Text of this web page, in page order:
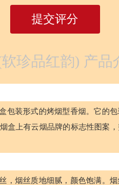
提交评分
珍品红韵) 产品
包装形式的烤烟型香烟。它的
盒上有云烟品牌的标志性图案
，烟丝质地细腻，颜色饱满。